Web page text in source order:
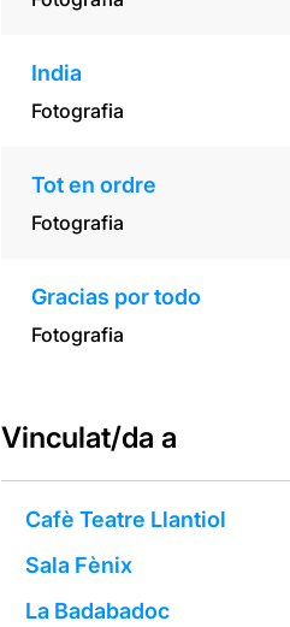
India
Fotografia
Tot en ordre
Fotografia
Gracias por todo
Fotografia
Vinculat/da a
Cafè Teatre Llantiol
Sala Fènix
La Badabadoc